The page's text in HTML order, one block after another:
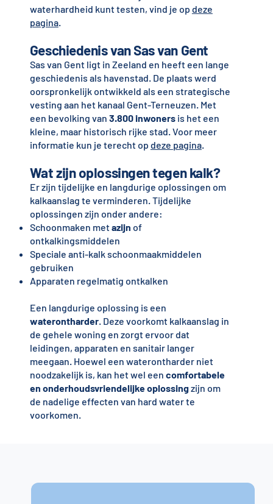
waterhardheid kunt testen, vind je op deze
pagina.
Geschiedenis van Sas van Gent
Sas van Gent ligt in Zeeland en heeft een lange
geschiedenis als havenstad. De plaats werd
oorspronkelijk ontwikkeld als een strategische
vesting aan het kanaal Gent-Terneuzen. Met
een bevolking van 3.800 inwonersis het een
kleine, maar historisch rijke stad. Voor meer
informatie kun je terecht op deze pagina.
Wat zijn oplossingen tegen kalk?
Er zijn tijdelijke en langdurige oplossingen om
kalkaanslag te verminderen. Tijdelijke
oplossingen zijn onder andere:
Schoonmaken metazijn of
ontkalkingsmiddelen
Speciale anti-kalk schoonmaakmiddelen
gebruiken
Apparaten regelmatig ontkalken
Een langdurige oplossing is een
waterontharder. Deze voorkomt kalkaanslag in
de gehele woning en zorgt ervoor dat
leidingen, apparaten en sanitair langer
meegaan. Hoewel een waterontharder niet
noodzakelijk is, kan het wel een comfortabele
en onderhoudsvriendelijke oplossingzijn om
de nadelige effecten van hard water te
voorkomen.